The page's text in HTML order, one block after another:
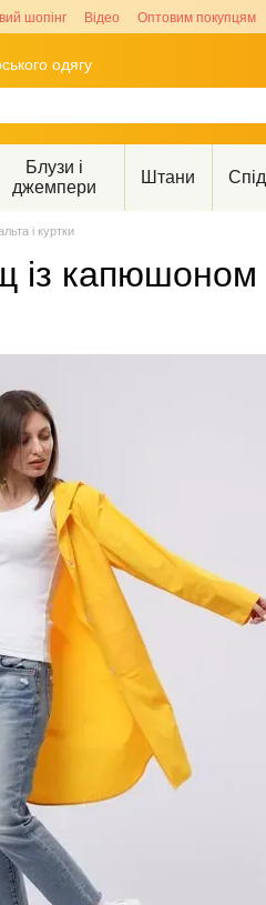
шопінг Відео Оптовим покупцям
одягу
Блузи і
джемпери
Штани
і куртки
із